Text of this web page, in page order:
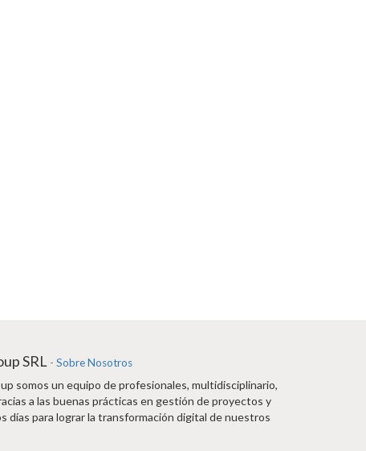
SRL - Sobre Nosotros
somos un equipo de profesionales, multidisciplinario,
a las buenas prácticas en gestión de proyectos y
días para lograr la transformación digital de nuestros